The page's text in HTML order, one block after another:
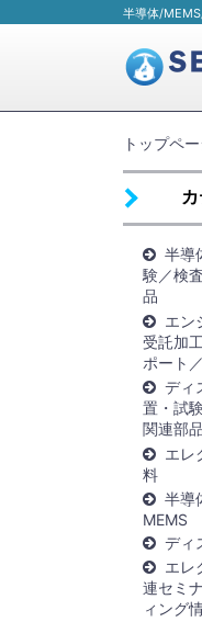
半導体/
トップペ
半導
験／検
品
エン
受託加
ポート
ディ
置・試
関連部品
エレ
料
半導
MEMS
ディ
エレ
連セミ
ィング